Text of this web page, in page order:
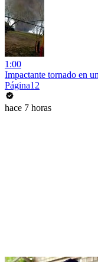
1:00
Impactante tornado en
Página12
hace 7 horas